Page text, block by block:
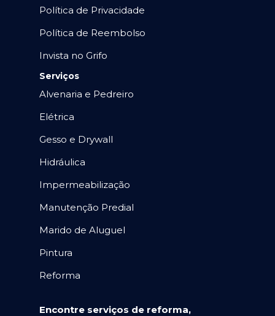
Política de Privacidade
Política de Reembolso
Invista no Grifo
Serviços
Alvenaria e Pedreiro
Elétrica
Gesso e Drywall
Hidráulica
Impermeabilização
Manutenção Predial
Marido de Aluguel
Pintura
Reforma
Encontre serviços de reforma,